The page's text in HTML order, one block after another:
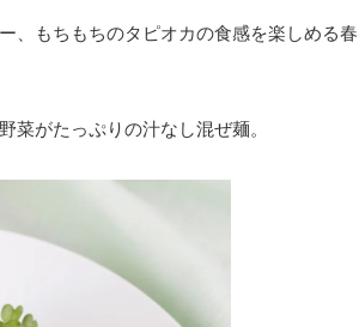
、もちもちのタピオカの食感を楽しめる春
菜がたっぷりの汁なし混ぜ麺。